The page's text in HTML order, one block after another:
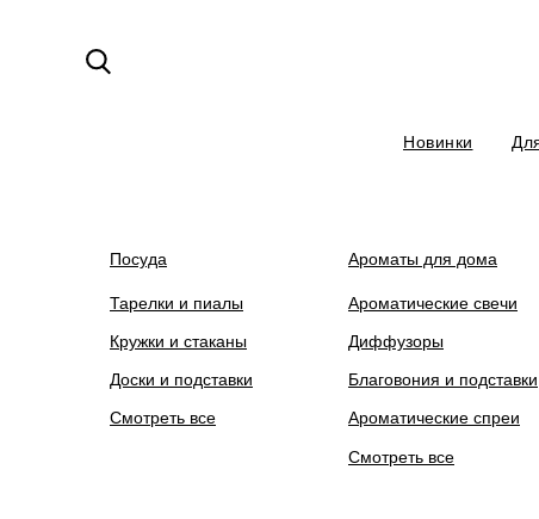
Новинки
Посуда
Тарелки и пиалы
Кружки и стаканы
Доски и подставки
Смотреть все
Ароматы для дома
Ароматические свечи
Диффузоры
Благовония и подставки
Ароматические спреи
Смотреть все